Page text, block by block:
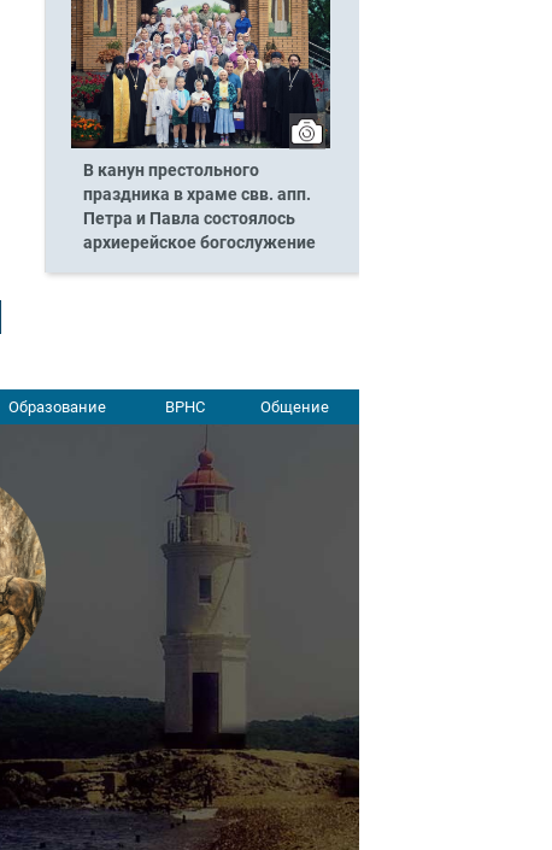
В канун престольного
праздника в храме свв. апп.
Петра и Павла состоялось
архиерейское богослужение
Образование ВРНС Общение